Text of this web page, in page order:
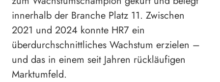
innerhalb der Branche Platz 11. Zwischen
2021 und 2024 konnte HR7 ein
überdurchschnittliches Wachstum erzielen –
und das in einem seit Jahren rückläufigen
Marktumfeld.